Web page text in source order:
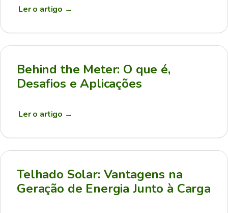
Ler o artigo →
Behind the Meter: O que é,
Desafios e Aplicações
Ler o artigo →
Telhado Solar: Vantagens na
Geração de Energia Junto à Carga